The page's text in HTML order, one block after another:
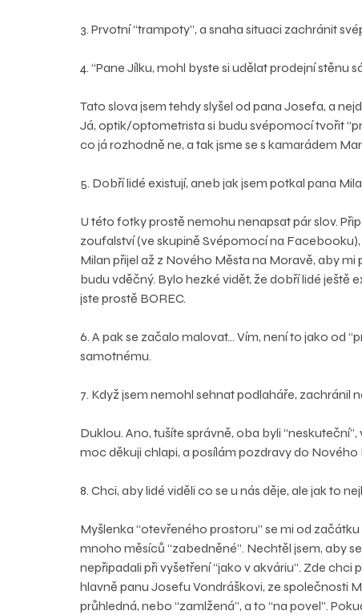
3. Prvotní “trampoty”, a snaha situaci zachránit
4. “Pane Jílku, mohl byste si udělat prodejní stěnu
Tato slova jsem tehdy slyšel od pana Josefa, a
Já, optik/optometrista si budu svépomocí tvořit
co já rozhodně ne, a tak jsme se s kamarádem
5. Dobří lidé existují, aneb jak jsem potkal pana
U této fotky prostě nemohu nenapsat pár slov.
zoufalství (ve skupině Svépomocí na
Milan přijel až z Nového Města na Moravě, aby
budu vděčný. Bylo hezké vidět, že dobří lidé ještě
jste prostě BOREC.
6. A pak se začalo malovat… Vím, není to jako od
samotnému.
7. Když jsem nemohl sehnat podlaháře, zachránil
Duklou. Ano, tušíte správně, oba byli
moc děkuji chlapi, a posílám pozdravy do Nového
8. Chci, aby lidé viděli co se u nás děje, ale jak to
Myšlenka “otevřeného prostoru” se mi od
mnoho měsíců “zabedněné”. Nechtěl jsem, aby
nepřipadali při vyšetření “jako v akváriu”. Zde
hlavně panu Josefu Vondráškovi, ze společnosti
průhledná, nebo “zamlžená”, a to “na povel”.